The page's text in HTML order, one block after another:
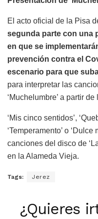
El acto oficial de la Pisa
segunda parte con una
en que se
prevención contra el
escenario para que
para interpretar las
‘Muchelumbre’ a partir
‘Mis cinco sentidos’,
‘Temperamento’ o
canciones del disco de
en la Alameda Vieja.
Tags: Jerez
¿Quieres